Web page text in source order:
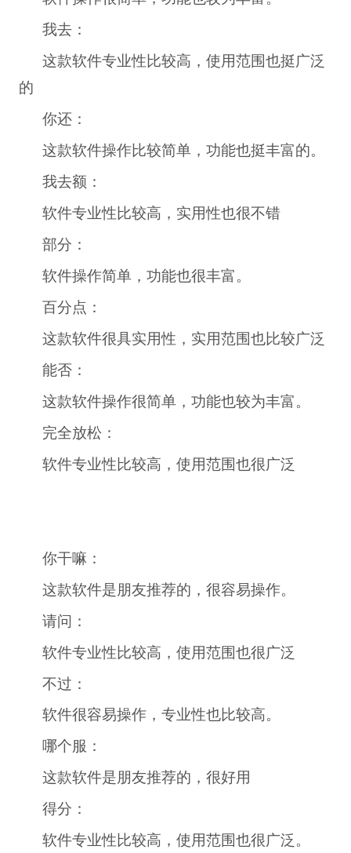
我去：
这款软件专业性比较高，使用范围也挺广泛
的
你还：
这款软件操作比较简单，功能也挺丰富的。
我去额：
软件专业性比较高，实用性也很不错
部分：
软件操作简单，功能也很丰富。
百分点：
这款软件很具实用性，实用范围也比较广泛
能否：
这款软件操作很简单，功能也较为丰富。
完全放松：
软件专业性比较高，使用范围也很广泛
你干嘛：
这款软件是朋友推荐的，很容易操作。
请问：
软件专业性比较高，使用范围也很广泛
不过：
软件很容易操作，专业性也比较高。
哪个服：
这款软件是朋友推荐的，很好用
得分：
软件专业性比较高，使用范围也很广泛。